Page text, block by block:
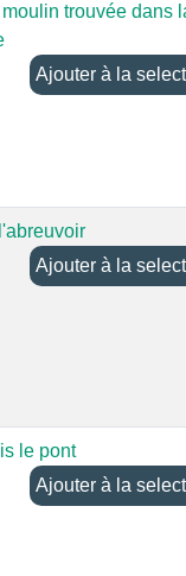
trouvée dans
Ajouter à la
Ajouter à la
le pont
Ajouter à la